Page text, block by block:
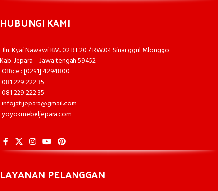
HUBUNGI KAMI
Jln. Kyai Nawawi KM. 02 RT.20 / RW.04 Sinanggul Mlonggo
Kab. Jepara – Jawa tengah 59452
Office : [0291] 4294800
081 229 222 35
081 229 222 35
infojatijepara@gmail.com
yoyokmebeljepara.com
LAYANAN PELANGGAN